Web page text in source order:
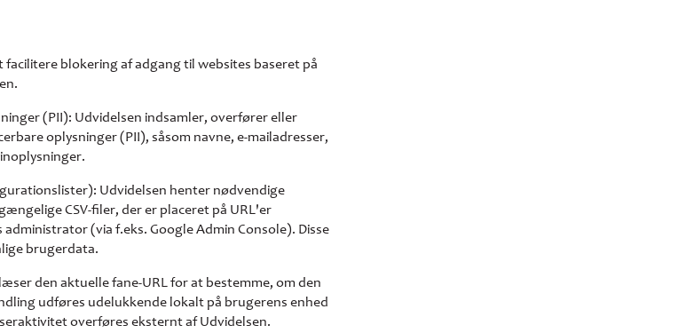
blokering af adgang til websites baseret på
(PII): Udvidelsen indsamler, overfører eller
oplysninger (PII), såsom navne, e-mailadresser,
Udvidelsen henter nødvendige
CSV-filer, der er placeret på URL'er
(via f.eks. Google Admin Console). Disse
brugerdata.
den aktuelle fane-URL for at bestemme, om den
udføres udelukkende lokalt på brugerens enhed
overføres eksternt af Udvidelsen.